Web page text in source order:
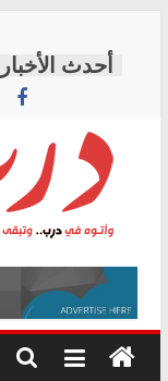
content
درب
وأتوه
درب..
وتبقى
هي